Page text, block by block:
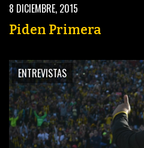
8 DICIEMBRE, 2015
Piden Primera
ENTREVISTAS